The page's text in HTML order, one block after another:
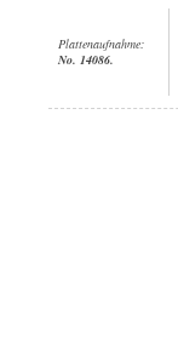
Plattenaufnahme:
No. 14086.